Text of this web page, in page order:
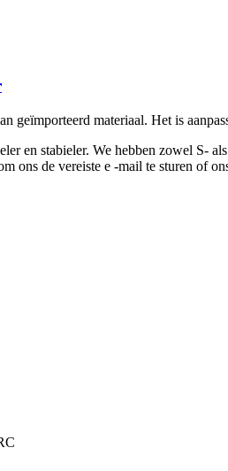
geïmporteerd materiaal. Het is
en stabieler. We hebben zowel S-
ons de vereiste e -mail te sturen of